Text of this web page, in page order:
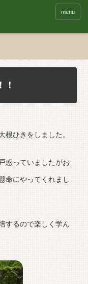
menu
！
根ひきをしました。
惑っていましたがお
命にやってくれまし
するので楽しく学ん